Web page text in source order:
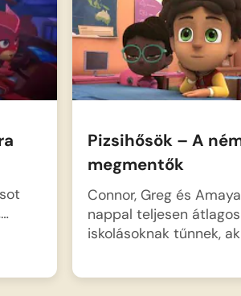
Pizsihősök – A
megmentők
Connor, Greg és Amaya
nappal teljesen átlagos
iskolásoknak tűnnek,